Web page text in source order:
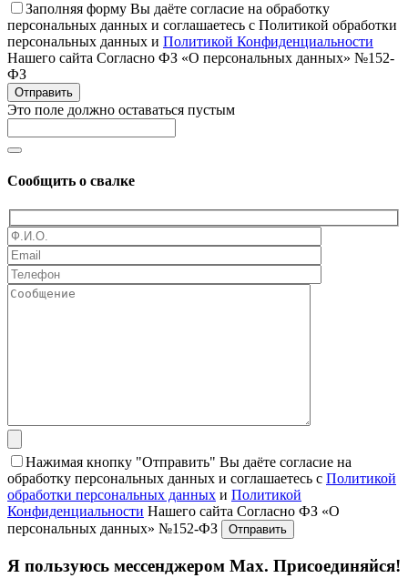
Заполняя форму Вы даёте согласие на обработку
персональных данных и соглашаетесь с Политикой обработки
персональных данных и Политикой Конфиденциальности
Нашего сайта Согласно ФЗ «О персональных данных» №152-
ФЗ
Отправить
Это поле должно оставаться пустым
Сообщить о свалке
Нажимая кнопку "Отправить" Вы даёте согласие на
обработку персональных данных и соглашаетесь с Политикой
обработки персональных данных и Политикой
Конфиденциальности Нашего сайта Согласно ФЗ «О
персональных данных» №152-ФЗ
Я пользуюсь мессенджером Max. Присоединяйся!